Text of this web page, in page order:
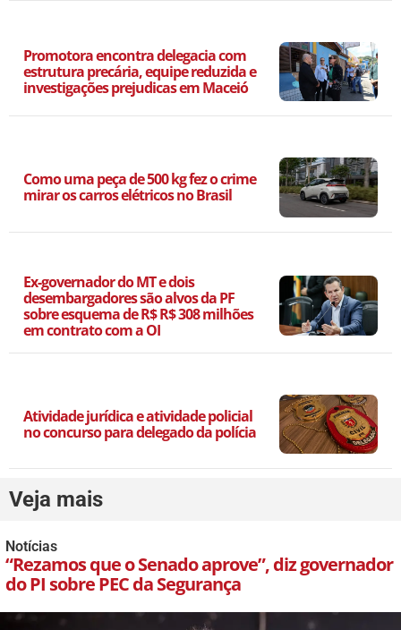
Promotora encontra delegacia com
estrutura precária, equipe reduzida e
investigações prejudicas em Maceió
Como uma peça de 500 kg fez o crime
mirar os carros elétricos no Brasil
Ex-governador do MT e dois
desembargadores são alvos da PF
sobre esquema de R$ R$ 308 milhões
em contrato com a OI
Atividade jurídica e atividade policial
no concurso para delegado da polícia
Veja mais
Notícias
“Rezamos que o Senado aprove”, diz governador
do PI sobre PEC da Segurança